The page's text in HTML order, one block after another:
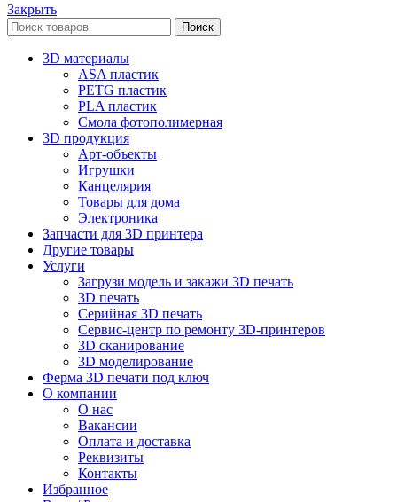
Закрыть
Поиск
3D материалы
ASA пластик
PETG пластик
PLA пластик
Смола фотополимерная
3D продукция
Арт-объекты
Игрушки
Канцелярия
Товары для дома
Электроника
Запчасти для 3D принтера
Другие товары
Услуги
Загрузи модель и закажи 3D печать
3D печать
Серийная 3D печать
Сервис-центр по ремонту 3D-принтеров
3D сканирование
3D моделирование
Ферма 3D печати под ключ
О компании
О нас
Вакансии
Оплата и доставка
Реквизиты
Контакты
Избранное